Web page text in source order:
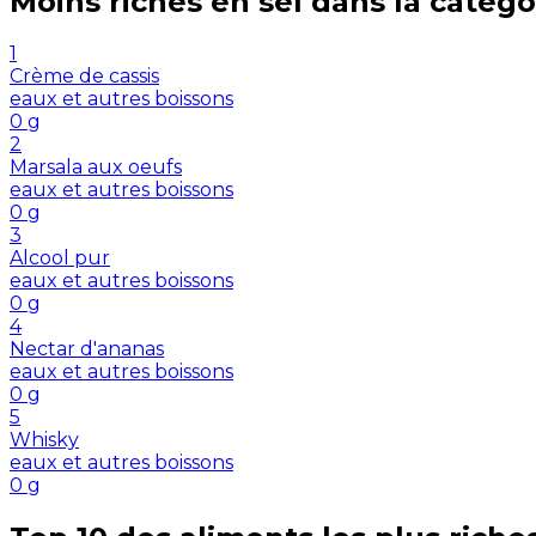
1
Crème de cassis
eaux et autres boissons
0 g
2
Marsala aux oeufs
eaux et autres boissons
0 g
3
Alcool pur
eaux et autres boissons
0 g
4
Nectar d'ananas
eaux et autres boissons
0 g
5
Whisky
eaux et autres boissons
0 g